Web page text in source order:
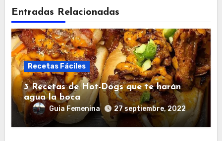
Entradas Relacionadas
Recetas Fáciles
3 Recetas de Hot-Dogs que te harán
agua la boca
Guia Femenina 27 septiembre, 2022